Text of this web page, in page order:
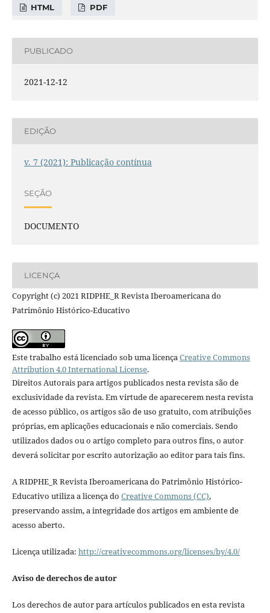
HTML PDF
PUBLICADO
2021-12-12
EDIÇÃO
v. 7 (2021): Publicação contínua
SEÇÃO
DOCUMENTO
LICENÇA
Copyright (c) 2021 RIDPHE_R Revista Iberoamericana do
Patrimônio Histórico-Educativo
Este trabalho está licenciado sob uma licençaCreative Commons
Attribution 4.0 International License.
Direitos Autorais para artigos publicados nesta revista são de
exclusividade da revista. Em virtude de aparecerem nesta revista
de acesso público, os artigos são de uso gratuito, com atribuições
próprias, em aplicações educacionais e não comerciais. Sendo
utilizados dados ou o artigo completo para outros fins, o autor
deverá solicitar por escrito autorização ao editor para tais fins.
A RIDPHE_R Revista Iberoamericana do Patrimônio Histórico-
Educativo utiliza a licença do Creative Commons (CC),
preservando assim, a integridade dos artigos em ambiente de
acesso aberto.
Licença utilizada: http://creativecommons.org/licenses/by/4.0/
Aviso de derechos de autor
Los derechos de autor para artículos publicados en esta revista